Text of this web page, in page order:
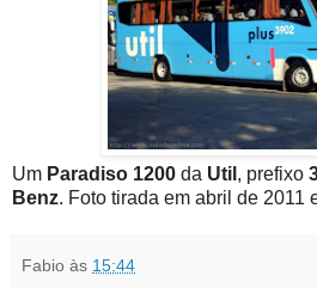
Um Paradiso 1200 da Util , prefixo
Benz. Foto tirada em abril de 2011
Fabio às 15:44